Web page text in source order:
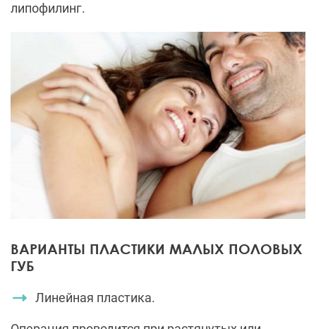
липофилинг.
ВАРИАНТЫ ПЛАСТИКИ МАЛЫХ ПОЛОВЫХ
ГУБ
Линейная пластика.